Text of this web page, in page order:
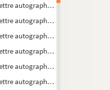
autographe à Jacques Langlais
autographe à Jacques Langlais
autographe à Jacques Langlais
autographe à Jacques Langlais
autographe à Jacques Langlais
autographe à Jacques Langlais